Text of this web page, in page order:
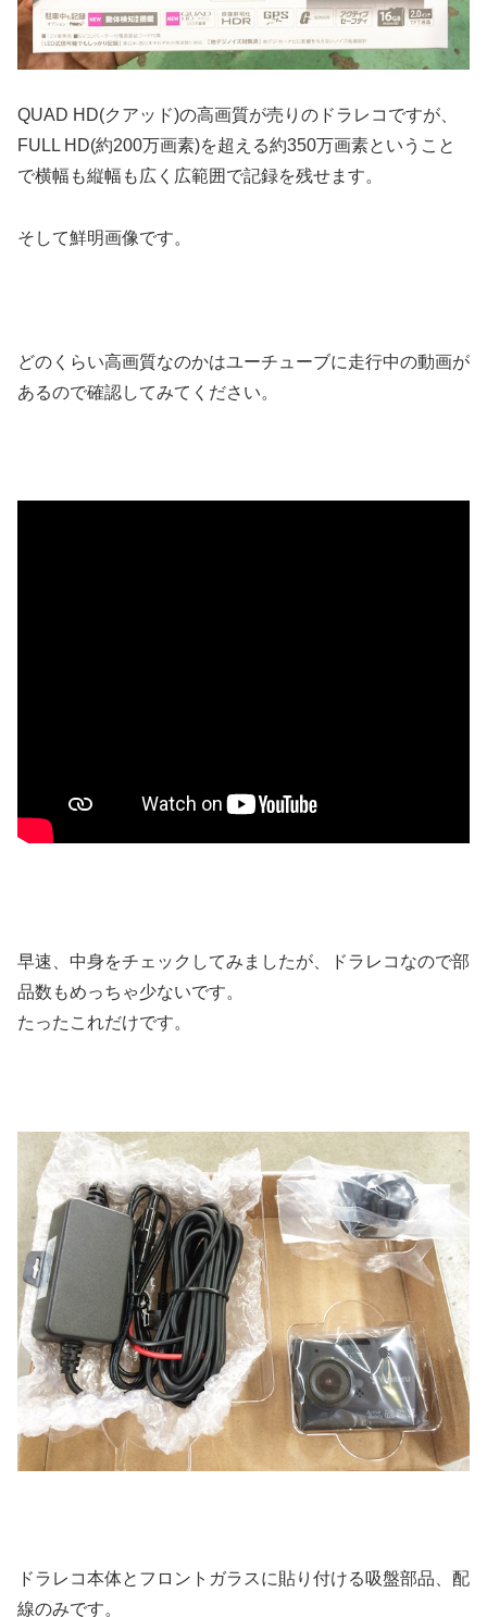
QUAD HD(クアッド)の高画質が売りのドラレコですが、
FULL HD(約200万画素)を超える約350万画素ということ
で横幅も縦幅も広く広範囲で記録を残せます。
そして鮮明画像です。
どのくらい高画質なのかはユーチューブに走行中の動画が
あるので確認してみてください。
早速、中身をチェックしてみましたが、ドラレコなので部
品数もめっちゃ少ないです。
たったこれだけです。
ドラレコ本体とフロントガラスに貼り付ける吸盤部品、配
線のみです。